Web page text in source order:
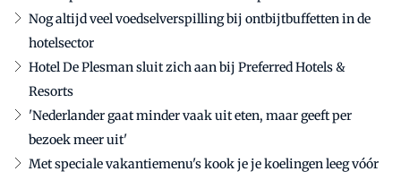
Nog altijd veel voedselverspilling bij ontbijtbuffetten in de
hotelsector
Hotel De Plesman sluit zich aan bij Preferred Hotels &
Resorts
'Nederlander gaat minder vaak uit eten, maar geeft per
bezoek meer uit'
Met speciale vakantiemenu's kook je je koelingen leeg vóór